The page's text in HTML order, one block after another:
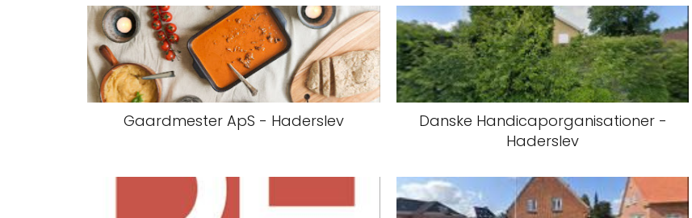
Gaardmester ApS - Haderslev
Danske Handicaporganisationer -
Haderslev